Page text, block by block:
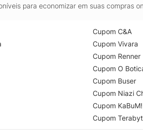
para economizar em suas compras
Cupom C&A
Cupom Vivara
Cupom Renner
Cupom O
Cupom Buser
Cupom Niazi
Cupom KaBuM!
Cupom